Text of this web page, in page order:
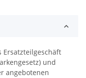
Ersatzteilgeschäft
und
angebotenen